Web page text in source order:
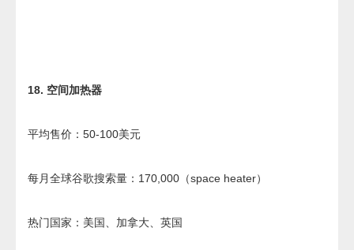
18. 空间加热器
平均售价：50-100美元
每月全球谷歌搜索量：170,000（space heater）
热门国家：美国、加拿大、英国